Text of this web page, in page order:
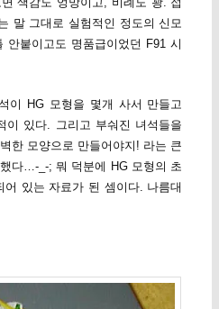
말 그대로 실험적인 정도의 신모
안붙이고도 명품급이었던 F91 시
이 HG 모형을 몇개 사서 만들고
이 있다. 그리고 부숴진 녀석들을
한 모양으로 만들어야지! 라는 큰
다…-_-; 뭐 덕분에 HG 모형의 초
어 있는 자료가 된 셈이다. 나름대